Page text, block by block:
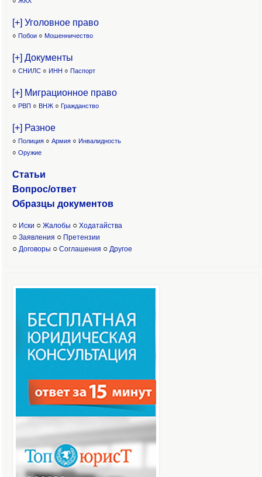
[+] Уголовное право
○ Побои ○ Мошенничество
[+] Документы
○ СНИЛС ○ ИНН ○ Паспорт
[+] Миграционное право
○ РВП ○ ВНЖ ○ Гражданство
[+] Разное
○ Полиция ○ Армия ○ Инвалидность
○ Оружие
Статьи
Вопрос/ответ
Образцы документов
○ Иски ○ Жалобы ○ Ходатайства
○ Заявления ○ Претензии
○ Договоры ○ Соглашения ○ Другое